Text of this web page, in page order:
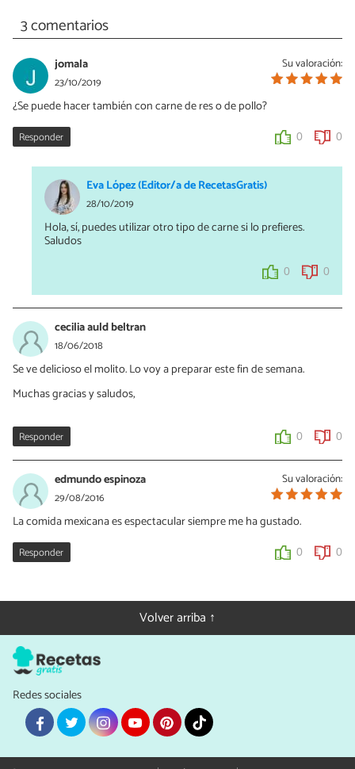
3 comentarios
Su valoración:
jomala
23/10/2019
¿Se puede hacer también con carne de res o de pollo?
Responder 0 0
Eva López (Editor/a de RecetasGratis)
28/10/2019
Hola, sí, puedes utilizar otro tipo de carne si lo prefieres.
Saludos
0 0
cecilia auld beltran
18/06/2018
Se ve delicioso el molito. Lo voy a preparar este fin de semana.
Muchas gracias y saludos,
Responder 0 0
Su valoración:
edmundo espinoza
29/08/2016
La comida mexicana es espectacular siempre me ha gustado.
Responder 0 0
Volver arriba ↑
Redes sociales